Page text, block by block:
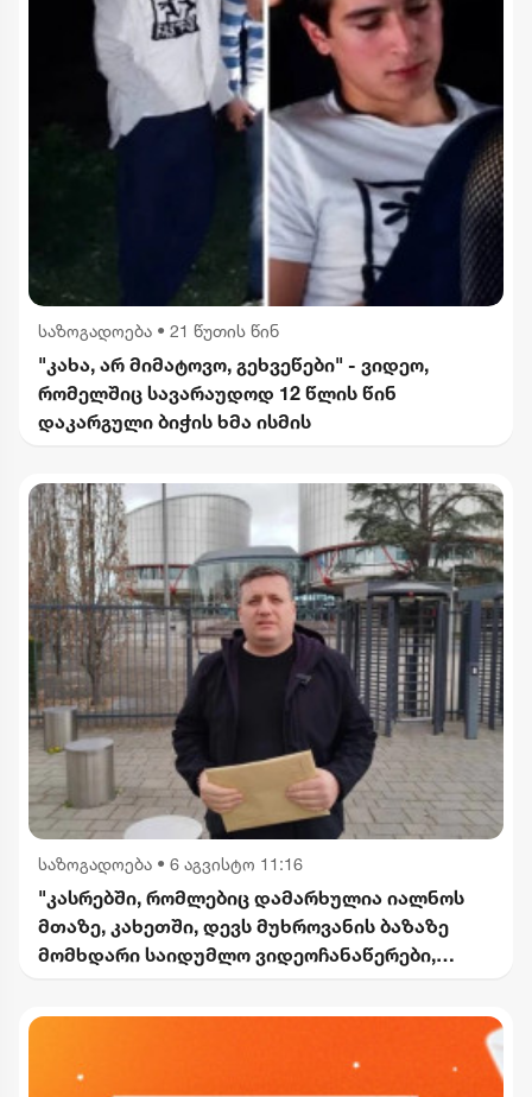
საზოგადოება • 21 წუთის წინ
"კახა, არ მიმატოვო, გეხვეწები" - ვიდეო,
რომელშიც სავარაუდოდ 12 წლის წინ
დაკარგული ბიჭის ხმა ისმის
საზოგადოება • 6 აგვისტო 11:16
"კასრებში, რომლებიც დამარხულია იალნოს
მთაზე, კახეთში, დევს მუხროვანის ბაზაზე
მომხდარი საიდუმლო ვიდეოჩანაწერები,